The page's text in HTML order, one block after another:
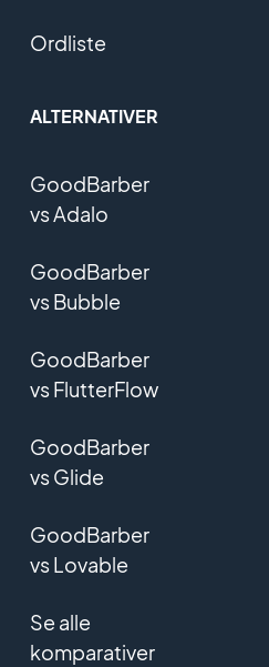
Ordliste
ALTERNATIVER
GoodBarber
vs Adalo
GoodBarber
vs Bubble
GoodBarber
vs FlutterFlow
GoodBarber
vs Glide
GoodBarber
vs Lovable
Se alle
komparativer